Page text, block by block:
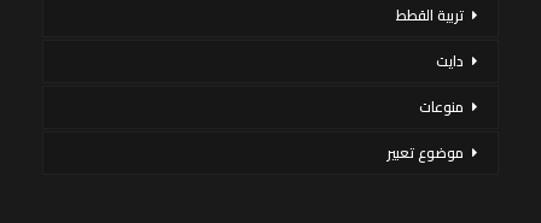
تربية القطط
دايت
منوعات
موضوع تعبير